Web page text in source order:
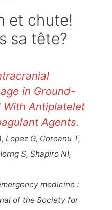
et chute!
sa tête?
in Ground-
With Antiplatelet
Agents.
Lopez G, Coreanu T,
S, Shapiro NI,
medicine :
of the Society for